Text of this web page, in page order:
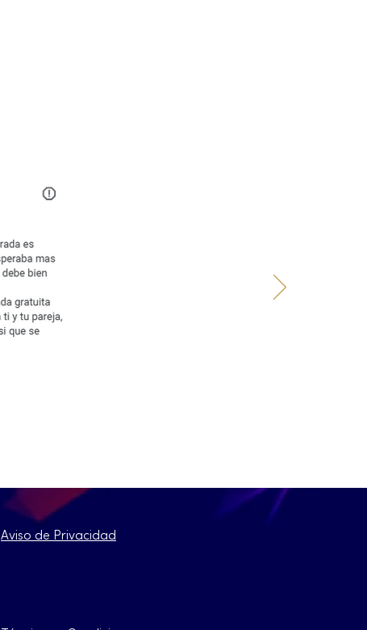
Aviso de Privacidad